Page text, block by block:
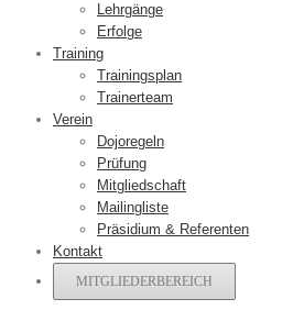
Lehrgänge
Erfolge
Training
Trainingsplan
Trainerteam
Verein
Dojoregeln
Prüfung
Mitgliedschaft
Mailingliste
Präsidium & Referenten
Kontakt
MITGLIEDERBEREICH